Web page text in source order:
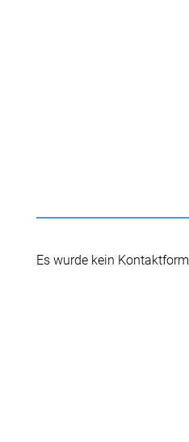
Es wurde kein